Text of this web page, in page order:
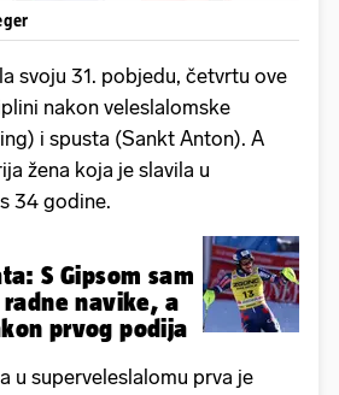
svoju 31. pobjedu, četvrtu ove
nakon veleslalomske
i spusta (Sankt Anton). A
žena koja je slavila u
34 godine.
S Gipsom sam
navike, a
prvog podija
u superveleslalomu prva je